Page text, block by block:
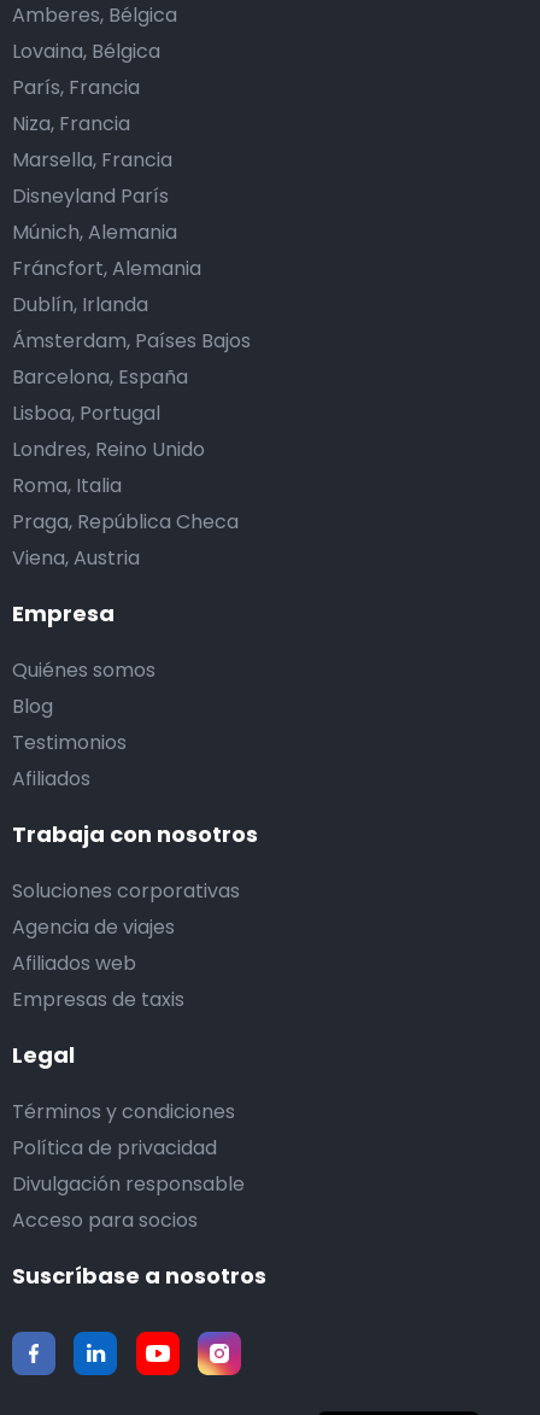
Empresa
Quiénes somos
Blog
Testimonios
Afiliados
Trabaja con nosotros
Soluciones corporativas
Agencia de viajes
Afiliados web
Empresas de taxis
Legal
Términos y condiciones
Política de privacidad
Divulgación responsable
Acceso para socios
Amberes, Bélgica
Lovaina, Bélgica
París, Francia
Niza, Francia
Marsella, Francia
Disneyland París
Múnich, Alemania
Fráncfort, Alemania
Dublín, Irlanda
Ámsterdam, Países Bajos
Barcelona, España
Lisboa, Portugal
Londres, Reino Unido
Roma, Italia
Praga, República Checa
Viena, Austria
Suscríbase a nosotros